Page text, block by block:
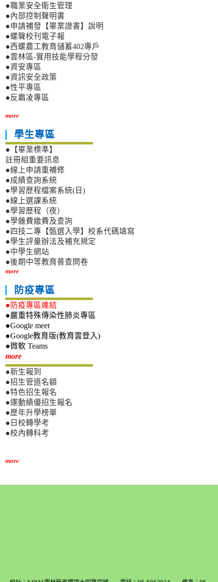
●職業安全衛生管理
●內部控制聲明書
●申請補發【畢業證書】說明
●螺聲校刊電子報
●西螺農工教育儲蓄402專戶
●雲林區-實用技能學程分發
●資安專區
●資訊安全政策
●性平專區
●反霸凌專區
more
學生專區
●【畢業標準】
註冊組重要訊息
●線上申請重補修
●成績查詢系統
●學習歷程檔案系統(日)
●線上選課系統
●學習歷程（夜）
●學雜費繳費及查詢
●四技二專【甄選入學】校系代碼填寫
●學生評量辦法及補充規定
●中學生網站
●後期中等教育普查問卷
more
防疫專區
●防疫專區連結
●嚴重特殊傳染性肺炎專區
●Google meet
●Google教育版(教育雲登入)
●微軟 Teams
more新生專區
●新生報到
●招生管道名額
●特色招生報名
●運動績優招生報名
●歷年升學榜單
●日校轉學考
●校內轉科考
more